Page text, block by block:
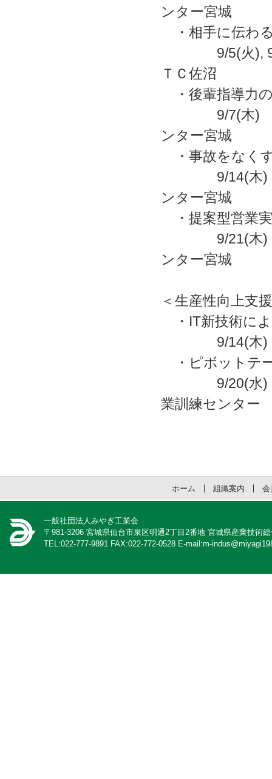
ンター宮城
・相手に伝わ
9/5(火),
ＴＣ佐沼
・後輩指導力
9/7(木
ンター宮城
・事故をなく
9/14(
ンター宮城
・提案型営業
9/21(
ンター宮城
＜生産性向上支
・IT新技術に
9/14(
・ピボットテ
9/20(
業訓練センター
ホーム 組織案内 会
一般社団法人みやぎ工業会
〒981-3206 宮城県仙台市泉区明通2丁目2番地 宮城県産業技術
TEL:022-777-9891 FAX:022-772-0528 E-mail:m-